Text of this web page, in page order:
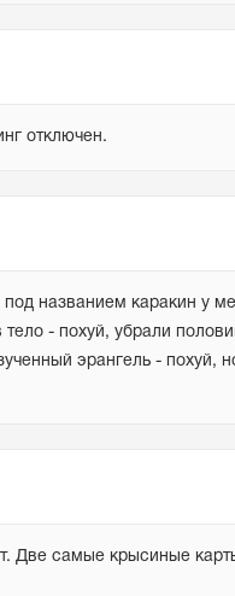
отключен.
названием каракин у
- похуй, убрали
эрангель - похуй,
Две самые крысиные